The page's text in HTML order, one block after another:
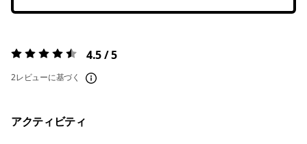
評価:4.5 / 5 4.5 / 5
2レビューに基づく
アクティビティ